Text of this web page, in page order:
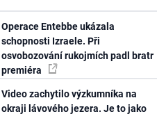
Operace Entebbe ukázala
schopnosti Izraele. Při
osvobozování rukojmích padl bratr
premiéra
Video zachytilo výzkumníka na
okraji lávového jezera. Je to jako